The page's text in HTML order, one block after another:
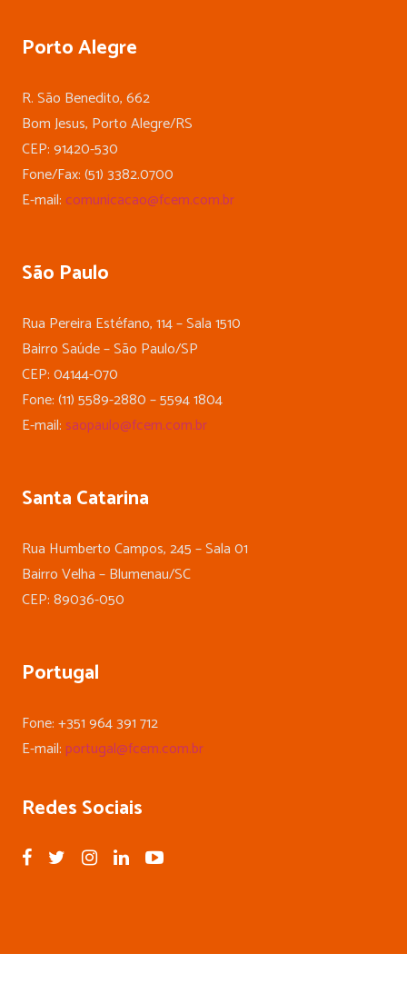
Porto Alegre
R. São Benedito, 662
Bom Jesus, Porto Alegre/RS
CEP: 91420-530
Fone/Fax: (51) 3382.0700
E-mail: comunicacao@fcem.com.br
São Paulo
Rua Pereira Estéfano, 114 – Sala 1510
Bairro Saúde – São Paulo/SP
CEP: 04144-070
Fone: (11) 5589-2880 – 5594 1804
E-mail: saopaulo@fcem.com.br
Santa Catarina
Rua Humberto Campos, 245 – Sala 01
Bairro Velha – Blumenau/SC
CEP: 89036-050
Portugal
Fone: +351 964 391 712
E-mail: portugal@fcem.com.br
Redes Sociais